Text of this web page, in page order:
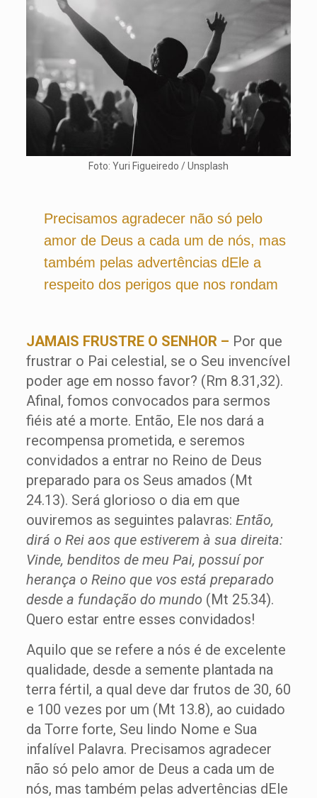
Foto: Yuri Figueiredo / Unsplash
Precisamos agradecer não só pelo
amor de Deus a cada um de nós, mas
também pelas advertências dEle a
respeito dos perigos que nos rondam
JAMAIS FRUSTRE O SENHOR – Por que
frustrar o Pai celestial, se o Seu invencível
poder age em nosso favor? (Rm 8.31,32).
Afinal, fomos convocados para sermos
fiéis até a morte. Então, Ele nos dará a
recompensa prometida, e seremos
convidados a entrar no Reino de Deus
preparado para os Seus amados (Mt
24.13). Será glorioso o dia em que
ouviremos as seguintes palavras: Então,
dirá o Rei aos que estiverem à sua direita:
Vinde, benditos de meu Pai, possuí por
herança o Reino que vos está preparado
desde a fundação do mundo (Mt 25.34).
Quero estar entre esses convidados!
Aquilo que se refere a nós é de excelente
qualidade, desde a semente plantada na
terra fértil, a qual deve dar frutos de 30, 60
e 100 vezes por um (Mt 13.8), ao cuidado
da Torre forte, Seu lindo Nome e Sua
infalível Palavra. Precisamos agradecer
não só pelo amor de Deus a cada um de
nós, mas também pelas advertências dEle